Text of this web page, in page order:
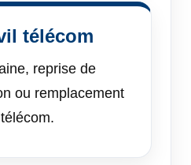
télécom
reprise de
ou remplacement